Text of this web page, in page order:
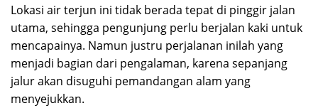
Lokasi air terjun ini tidak berada tepat di pinggir jalan
utama, sehingga pengunjung perlu berjalan kaki untuk
mencapainya. Namun justru perjalanan inilah yang
menjadi bagian dari pengalaman, karena sepanjang
jalur akan disuguhi pemandangan alam yang
menyejukkan.